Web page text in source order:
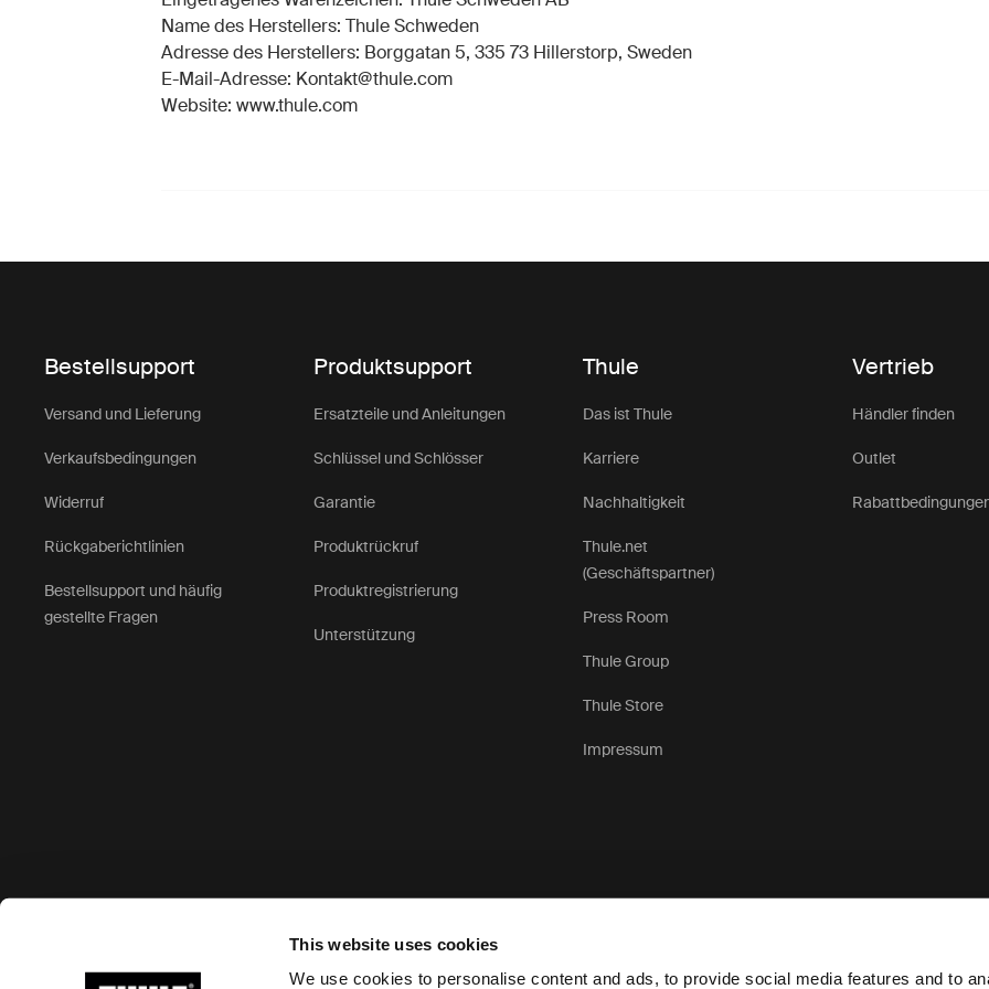
This website uses cookies
We use cookies to personalise content and ads, to provide social media features and to
Name des Herstellers: Thule Schweden
Adresse des Herstellers: Borggatan 5, 335 73 Hillerstorp, Sweden
E-Mail-Adresse: Kontakt@thule.com
Website: www.thule.com
Bestellsupport
Versand und Lieferung
Verkaufsbedingungen
Widerruf
Rückgaberichtlinien
Bestellsupport und häufig
gestellte Fragen
Produktsupport
Ersatzteile und Anleitungen
Schlüssel und Schlösser
Garantie
Produktrückruf
Produktregistrierung
Unterstützung
Thule
Das ist Thule
Karriere
Nachhaltigkeit
Thule.net
(Geschäftspartner)
Press Room
Thule Group
Thule Store
Impressum
Vertrieb
Händler finden
Outlet